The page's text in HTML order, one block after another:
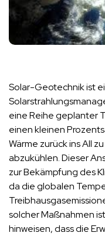
Solar-Geotechnik ist
eine Reihe geplanter
einen kleinen
Wärme zurück ins All
abzukühlen. Dieser
zur Bekämpfung des
da die globalen
solcher Maßnahmen
hinweisen, dass die